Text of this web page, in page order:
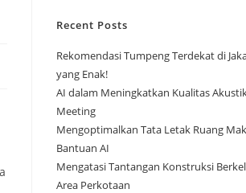
Recent Posts
Rekomendasi Tumpeng Terdekat di
yang Enak!
AI dalam Meningkatkan Kualitas
Meeting
Mengoptimalkan Tata Letak Ruang
Bantuan AI
Mengatasi Tantangan Konstruksi
Area Perkotaan